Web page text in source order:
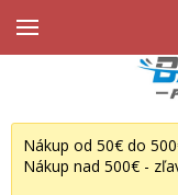
Nákup od 50€ do
Nákup nad 500€ -